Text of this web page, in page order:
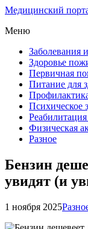
Медицинский
Меню
Заболевания
Здоровье
Первичная
Питание для
Психическое
Физическая
Разное
Бензин
увидят (и
1 ноября 2025